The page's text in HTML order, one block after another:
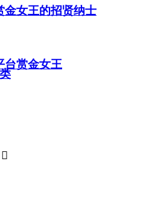
金女王的招贤纳士
台赏金女王
